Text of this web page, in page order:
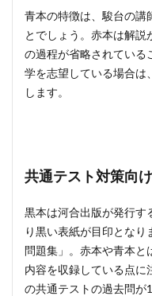
青本の特徴は、駿台の講
とでしょう。赤本は解
の過程が省略されている
学を志望している場合は
します。
共通テスト対策向
黒本は河合出版が発行す
り黒い表紙が目印とな
問題集」。赤本や青本と
内容を収録している点に
の共通テストの過去問が